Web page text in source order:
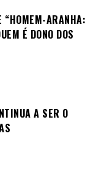
“HOMEM-ARANHA:
É DONO DOS
A SER O